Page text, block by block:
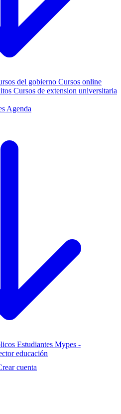
del gobierno Cursos online
Cursos de extension universitaria
Agenda
Estudiantes Mypes -
educación
cuenta